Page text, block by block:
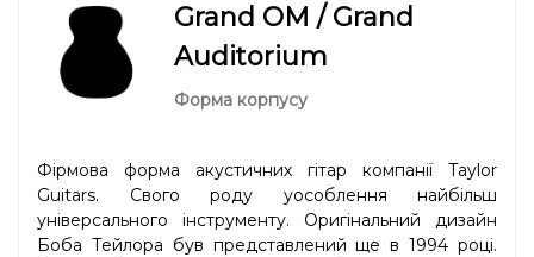
Grand OM / Grand
Auditorium
Форма корпусу
Фірмова форма акустичних гітар компанії Taylor
Guitars. Свого роду уособлення найбільш
універсального інструменту. Оригінальний дизайн
Боба Тейлора був представлений ще в 1994 році.